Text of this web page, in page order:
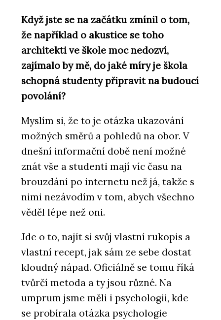
Když jste se na začátku zmínil o tom,
že například o akustice se toho
architekti ve škole moc nedozví,
zajímalo by mě, do jaké míry je škola
schopná studenty připravit na budoucí
povolání?
Myslím si, že to je otázka ukazování
možných směrů a pohledů na obor. V
dnešní informační době není možné
znát vše a studenti mají víc času na
brouzdání po internetu než já, takže s
nimi nezávodím v tom, abych všechno
věděl lépe než oni.
Jde o to, najít si svůj vlastní rukopis a
vlastní recept, jak sám ze sebe dostat
kloudný nápad. Oficiálně se tomu říká
tvůrčí metoda a ty jsou různé. Na
umprum jsme měli i psychologii, kde
se probírala otázka psychologie